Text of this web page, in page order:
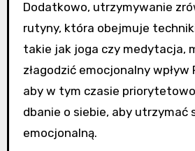
Dodatkowo, utrzymywanie
rutyny, która obejmuje
takie jak joga czy medytacja,
złagodzić emocjonalny wpływ
aby w tym czasie
dbanie o siebie, aby utrzymać
emocjonalną.